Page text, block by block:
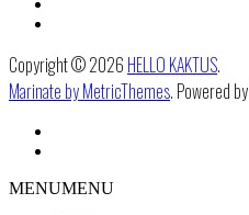
Copyright © 2026 HELLO KAKTUS.
Marinate by MetricThemes. Powered by
MENUMENU